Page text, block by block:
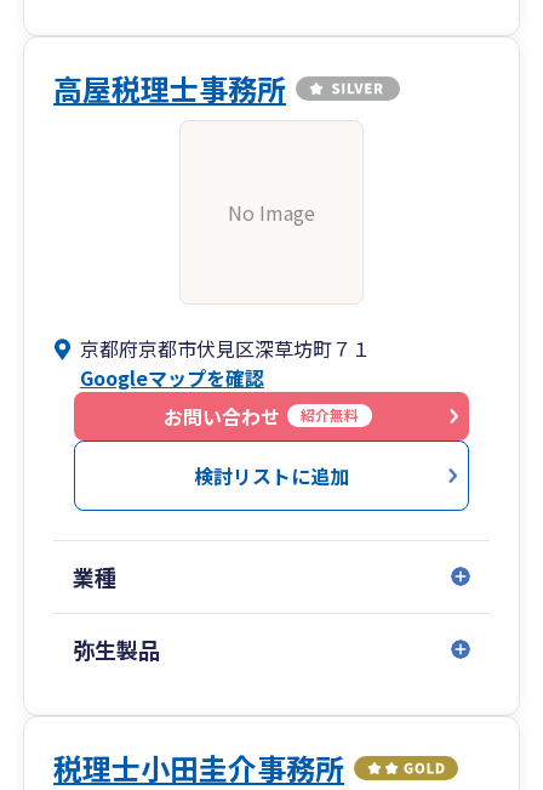
高屋税理士事務所
No Image
京都府京都市伏見区深草坊町７１
Googleマップを確認
お問い合わせ
紹介無料
検討リストに追加
業種
弥生製品
税理士小田圭介事務所